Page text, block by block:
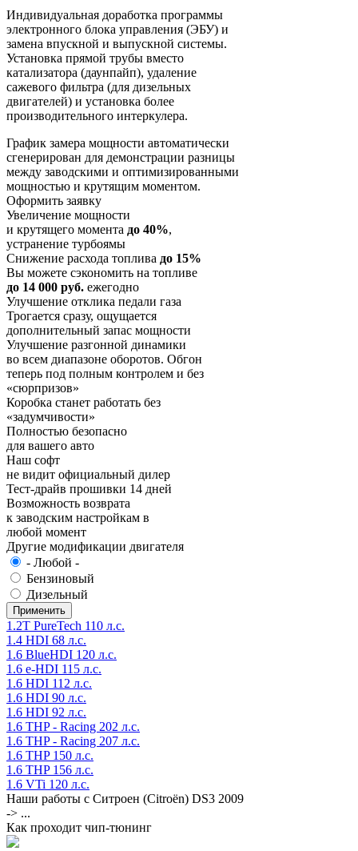
Индивидуальная доработка программы
электронного блока управления (ЭБУ) и
замена впускной и выпускной системы.
Установка прямой трубы вместо
катализатора (даунпайп), удаление
сажевого фильтра (для дизельных
двигателей) и установка более
производительного интеркулера.
График замера мощности автоматически
сгенерирован для демонстрации разницы
между заводскими и оптимизированными
мощностью и крутящим моментом.
Оформить заявку
Увеличение мощности
и крутящего момента до 40%,
устранение турбоямы
Снижение расхода топлива до 15%
Вы можете сэкономить на топливе
до 14 000 руб. ежегодно
Улучшение отклика педали газа
Трогается сразу, ощущается
дополнительный запас мощности
Улучшение разгонной динамики
во всем диапазоне оборотов. Обгон
теперь под полным контролем и без
«сюрпризов»
Коробка станет работать без
«задумчивости»
Полностью безопасно
для вашего авто
Наш софт
не видит официальный дилер
Тест-драйв прошивки 14 дней
Возможность возврата
к заводским настройкам в
любой момент
Другие модификации двигателя
- Любой -
Бензиновый
Дизельный
1.2T PureTech 110 л.с.
1.4 HDI 68 л.с.
1.6 BlueHDI 120 л.с.
1.6 e-HDI 115 л.с.
1.6 HDI 112 л.с.
1.6 HDI 90 л.с.
1.6 HDI 92 л.с.
1.6 THP - Racing 202 л.с.
1.6 THP - Racing 207 л.с.
1.6 THP 150 л.с.
1.6 THP 156 л.с.
1.6 VTi 120 л.с.
Наши работы с Ситроен (Citroën) DS3 2009
-> ...
Как проходит чип-тюнинг